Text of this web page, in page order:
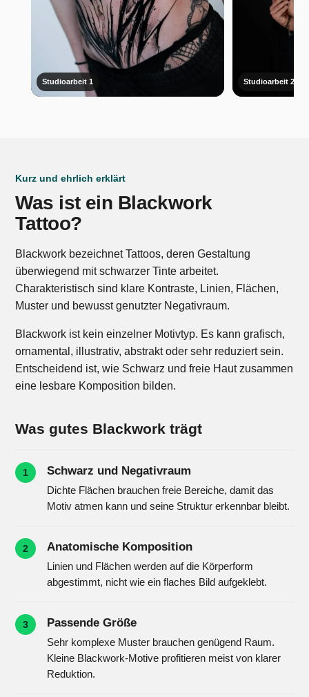
Studioarbeit 1 Studioarbeit 2
Kurz und ehrlich erklärt
Was ist ein Blackwork
Tattoo?
Blackwork bezeichnet Tattoos, deren Gestaltung
überwiegend mit schwarzer Tinte arbeitet.
Charakteristisch sind klare Kontraste, Linien, Flächen,
Muster und bewusst genutzter Negativraum.
Blackwork ist kein einzelner Motivtyp. Es kann grafisch,
ornamental, illustrativ, abstrakt oder sehr reduziert sein.
Entscheidend ist, wie Schwarz und freie Haut zusammen
eine lesbare Komposition bilden.
Was gutes Blackwork trägt
1 Schwarz und Negativraum
Dichte Flächen brauchen freie Bereiche, damit das
Motiv atmen kann und seine Struktur erkennbar bleibt.
2 Anatomische Komposition
Linien und Flächen werden auf die Körperform
abgestimmt, nicht wie ein flaches Bild aufgeklebt.
3 Passende Größe
Sehr komplexe Muster brauchen genügend Raum.
Kleine Blackwork-Motive profitieren meist von klarer
Reduktion.